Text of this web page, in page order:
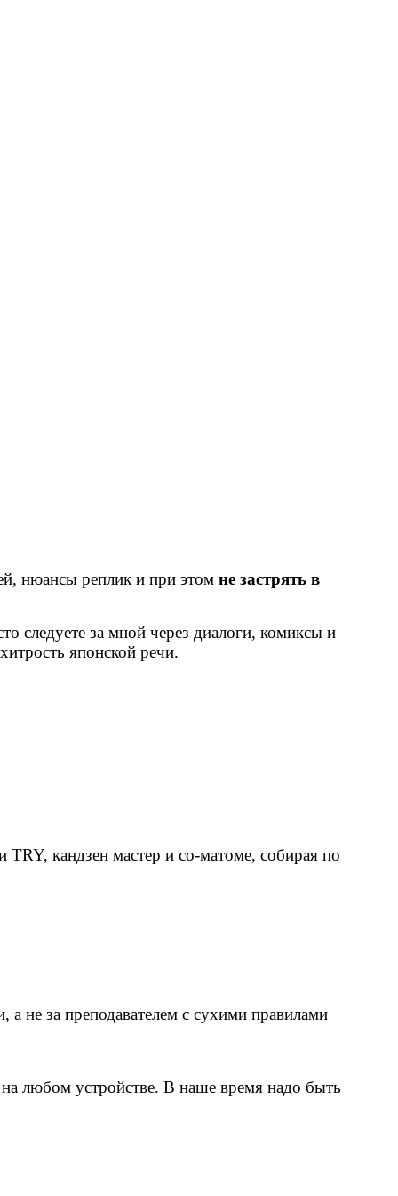
нюансы реплик и при этом не застрять в
следуете за мной через диалоги, комиксы и
японской речи.
кандзен мастер и со-матоме, собирая по
не за преподавателем с сухими правилами
на любом устройстве. В наше время надо быть